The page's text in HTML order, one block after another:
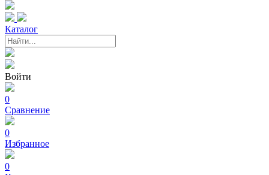
Каталог
Войти
0
Сравнение
0
Избранное
0